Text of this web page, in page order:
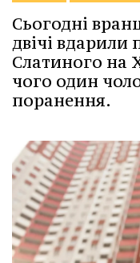
Сьогодні
двічі вдарили
Слатиного на
чого один
поранення.